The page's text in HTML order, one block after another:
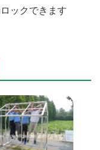
ックできます